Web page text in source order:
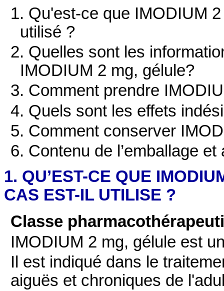
1. Qu'est-ce que IMODIUM
utilisé ?
2. Quelles sont les
IMODIUM 2 mg, gélule?
3. Comment prendre
4. Quels sont les effets
5. Comment conserver
6. Contenu de l’emballage
1. QU’EST-CE QUE
CAS EST-IL UTILISE ?
Classe
IMODIUM 2 mg, gélule est
Il est indiqué dans le
aiguës et chroniques de